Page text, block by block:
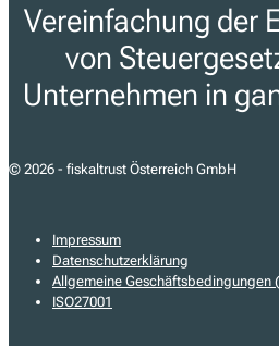
Vereinfachung der
von
Unternehmen in
© 2026 - fiskaltrust Österreich GmbH
Impressum
Datenschutzerklärung
Allgemeine Geschäftsbedingungen
ISO27001